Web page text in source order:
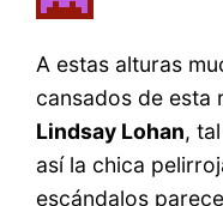
A estas alturas
cansados de esta
Lindsay Lohan,
así la chica
escándalos